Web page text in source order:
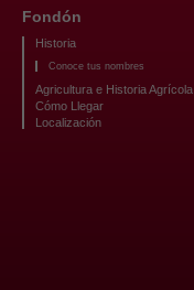
Fondón
Historia
Conoce tus nombres
Agricultura e Historia Agrícola
Cómo Llegar
Localización